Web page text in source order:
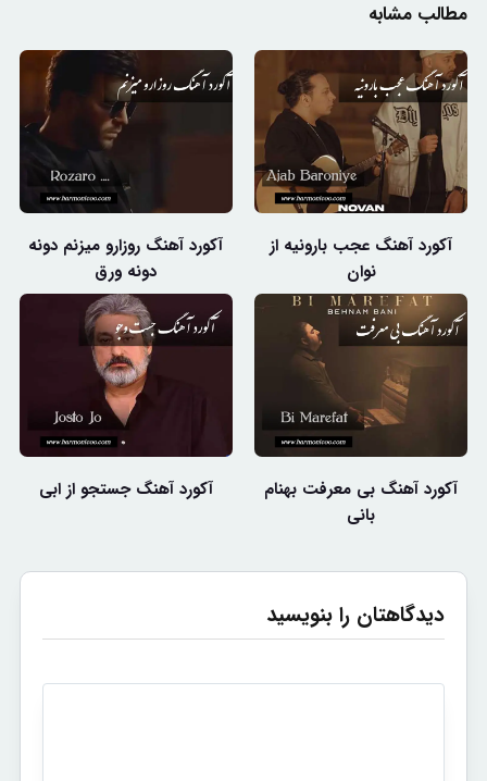
مطالب مشابه
آکورد آهنگ عجب بارونیه از
نوان
آکورد آهنگ روزارو میزنم دونه
دونه ورق
آکورد آهنگ بی معرفت بهنام
بانی
آکورد آهنگ جستجو از ابی
دیدگاهتان را بنویسید